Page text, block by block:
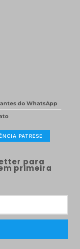
do WhatsApp
PATRESE
para
primeira